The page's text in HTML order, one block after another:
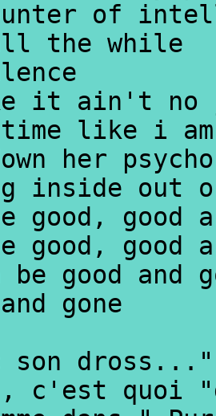
of
the while
it ain't no
time like i
her
inside out
good, good
good, good
be good and
gone
son
c'est quoi